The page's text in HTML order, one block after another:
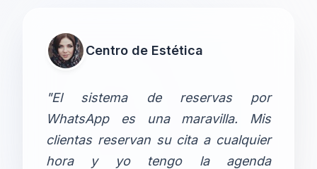
Centro de Estética
"El sistema de reservas por
WhatsApp es una maravilla. Mis
clientas reservan su cita a cualquier
hora y yo tengo la agenda